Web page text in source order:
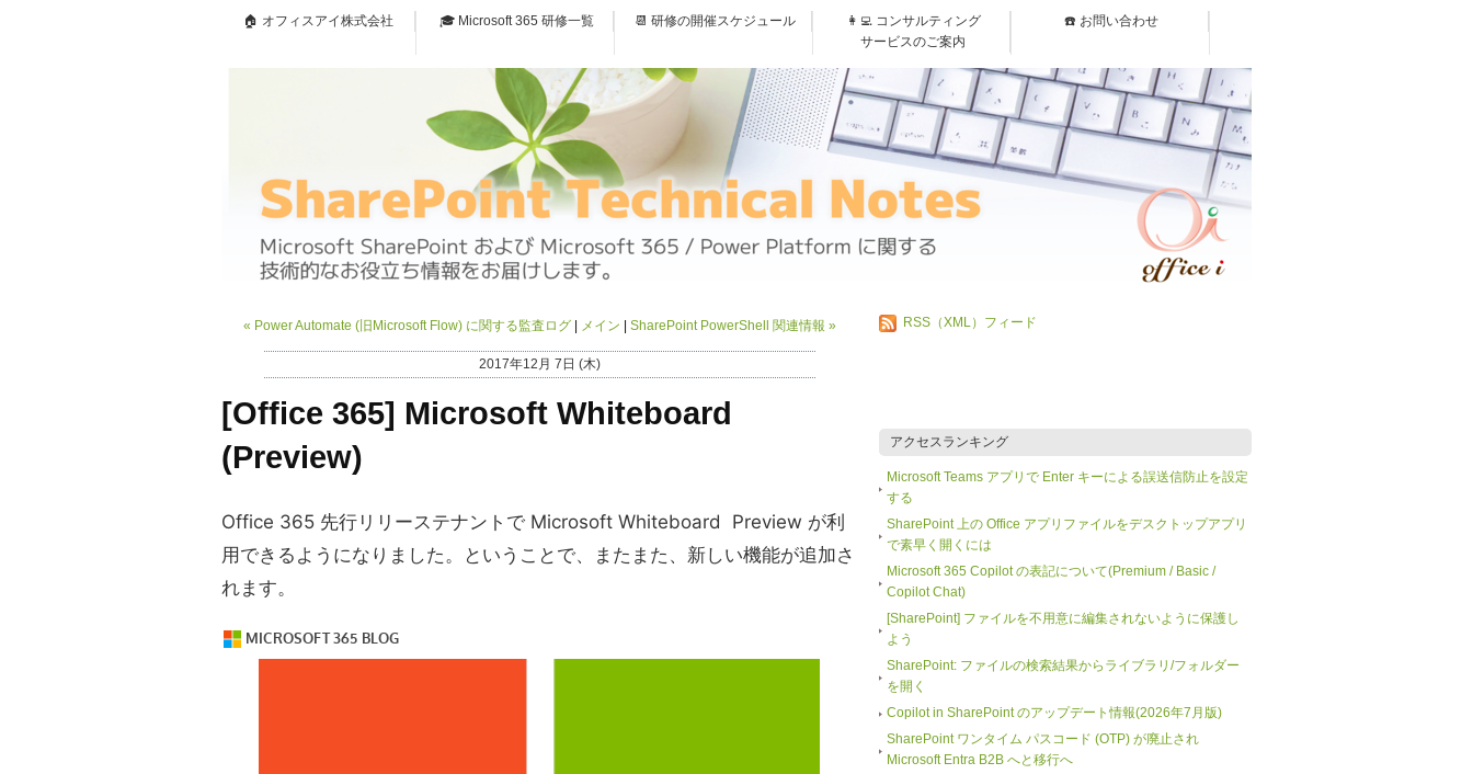
🏠 オフィスアイ株式会社 🎓 Microsoft 365 研修一覧 📆 研修の開催スケジュール
👩‍💻 コンサルティング
サービスのご案内
☎️ お問い合わせ
« Power Automate (旧Microsoft Flow) に関する監査ログ メイン SharePoint PowerShell 関連情報 »
2017年12月 7日 (木)
[Office 365] Microsoft Whiteboard
(Preview)
Office 365 先行リリーステナントで Microsoft Whiteboard Preview が利
用できるようになりました。ということで、またまた、新しい機能が追加さ
れます。
RSS（XML）フィード
アクセスランキング
Microsoft Teams アプリで Enter キーによる誤送信防止を設定
する
SharePoint 上の Office アプリファイルをデスクトップアプリ
で素早く開くには
Microsoft 365 Copilot の表記について(Premium / Basic /
Copilot Chat)
[SharePoint] ファイルを不用意に編集されないように保護し
よう
SharePoint: ファイルの検索結果からライブラリ/フォルダー
を開く
Copilot in SharePoint のアップデート情報(2026年7月版)
SharePoint ワンタイム パスコード (OTP) が廃止され
Microsoft Entra B2B へと移行へ